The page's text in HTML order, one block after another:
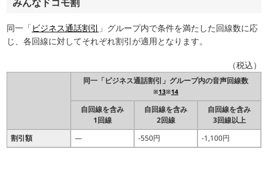
同一「ビジネス通話割引 」グループ内で条件を満たした回線数に応
じ、各回線に対してそれぞれ割引が適用となります。
（税込）
同一「ビジネス通話割引」グループ内の音声回線数
※13※14
自回線を含み
1回線
自回線を含み
2回線
自回線を含み
3回線以上
割引額
― -550円 -1,100円